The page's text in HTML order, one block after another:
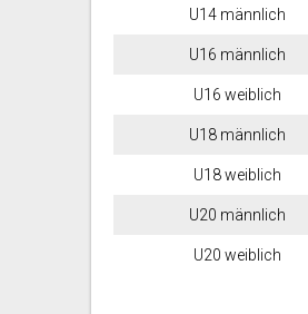
U14 männlich
U16 männlich
U16 weiblich
U18 männlich
U18 weiblich
U20 männlich
U20 weiblich